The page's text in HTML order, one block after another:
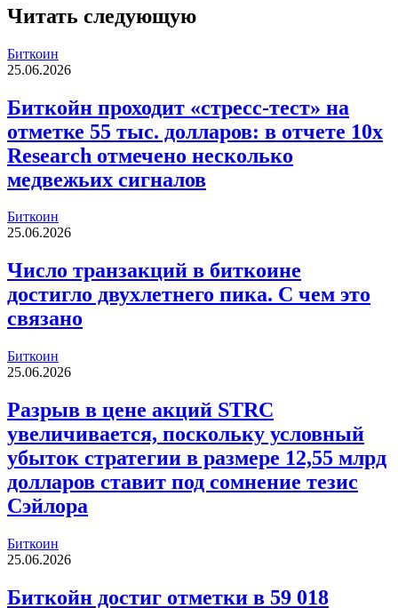
Читать следующую
Биткоин
25.06.2026
Биткойн проходит «стресс-тест» на
отметке 55 тыс. долларов: в отчете 10x
Research отмечено несколько
медвежьих сигналов
Биткоин
25.06.2026
Число транзакций в биткоине
достигло двухлетнего пика. С чем это
связано
Биткоин
25.06.2026
Разрыв в цене акций STRC
увеличивается, поскольку условный
убыток стратегии в размере 12,55 млрд
долларов ставит под сомнение тезис
Сэйлора
Биткоин
25.06.2026
Биткойн достиг отметки в 59 018